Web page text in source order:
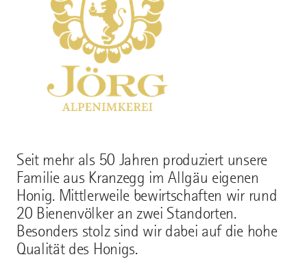
Seit mehr als 50 Jahren produziert unsere
Familie aus Kranzegg im Allgäu eigenen
Honig. Mittlerweile bewirtschaften wir rund
20 Bienenvölker an zwei Standorten.
Besonders stolz sind wir dabei auf die hohe
Qualität des Honigs.